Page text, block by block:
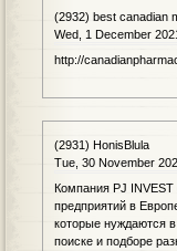
(2932) best canadian
Wed, 1 December
http://
(2931) HonisBlula
Tue, 30 November
Компания PJ INVEST
предприятий в
которые нуждаются
поиске и подборе